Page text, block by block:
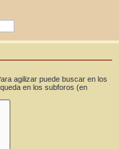
agilizar puede buscar en los
en los subforos (en